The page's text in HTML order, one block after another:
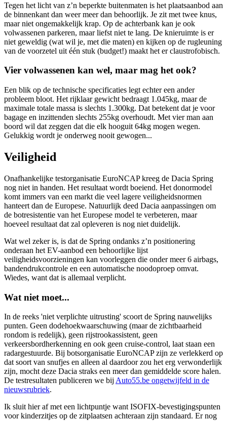
Tegen het licht van z’n beperkte buitenmaten is het plaatsaanbod aan
de binnenkant dan weer meer dan behoorlijk. Je zit met twee knus,
maar niet ongemakkelijk krap. Op de achterbank kan je ook
volwassenen parkeren, maar liefst niet te lang. De knieruimte is er
niet geweldig (wat wil je, met die maten) en kijken op de rugleuning
van de voorzetel uit één stuk (budget!) maakt het er claustrofobisch.
Vier volwassenen kan wel, maar mag het ook?
Een blik op de technische specificaties legt echter een ander
probleem bloot. Het rijklaar gewicht bedraagt 1.045kg, maar de
maximale totale massa is slechts 1.300kg. Dat betekent dat je voor
bagage en inzittenden slechts 255kg overhoudt. Met vier man aan
boord wil dat zeggen dat die elk hooguit 64kg mogen wegen.
Gelukkig wordt je onderweg nooit gewogen...
Veiligheid
Onafhankelijke testorganisatie EuroNCAP kreeg de Dacia Spring
nog niet in handen. Het resultaat wordt boeiend. Het donormodel
komt immers van een markt die veel lagere veiligheidsnormen
hanteert dan de Europese. Natuurlijk deed Dacia aanpassingen om
de botresistentie van het Europese model te verbeteren, maar
hoeveel resultaat dat zal opleveren is nog niet duidelijk.
Wat wel zeker is, is dat de Spring ondanks z’n positionering
onderaan het EV-aanbod een behoorlijke lijst
veiligheidsvoorzieningen kan voorleggen die onder meer 6 airbags,
bandendrukcontrole en een automatische noodoproep omvat.
Wiedes, want dat is allemaal verplicht.
Wat niet moet...
In de reeks 'niet verplichte uitrusting' scoort de Spring nauwelijks
punten. Geen dodehoekwaarschuwing (maar de zichtbaarheid
rondom is redelijk), geen rijstrookassistent, geen
verkeersbordherkenning en ook geen cruise-control, laat staan een
radargestuurde. Bij botsorganisatie EuroNCAP zijn ze verlekkerd op
dat soort van snufjes en alleen al daardoor zou het erg verwonderlijk
zijn, mocht deze Dacia straks een meer dan gemiddelde score halen.
De testresultaten publiceren we bij Auto55.be ongetwijfeld in de
nieuwsrubriek.
Ik sluit hier af met een lichtpuntje want ISOFIX-bevestigingspunten
voor kinderzitjes op de zitplaatsen achteraan zijn standaard. Er nog